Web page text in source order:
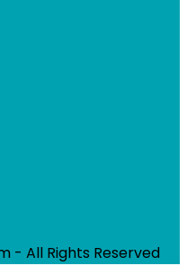
- All Rights Reserved